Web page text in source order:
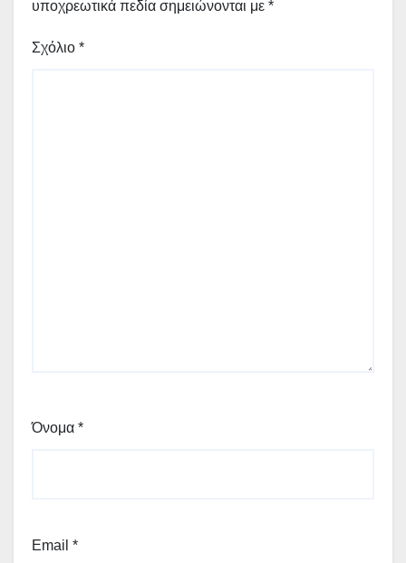
υποχρεωτικά πεδία σημειώνονται με *
Σχόλιο *
Όνομα *
Email *